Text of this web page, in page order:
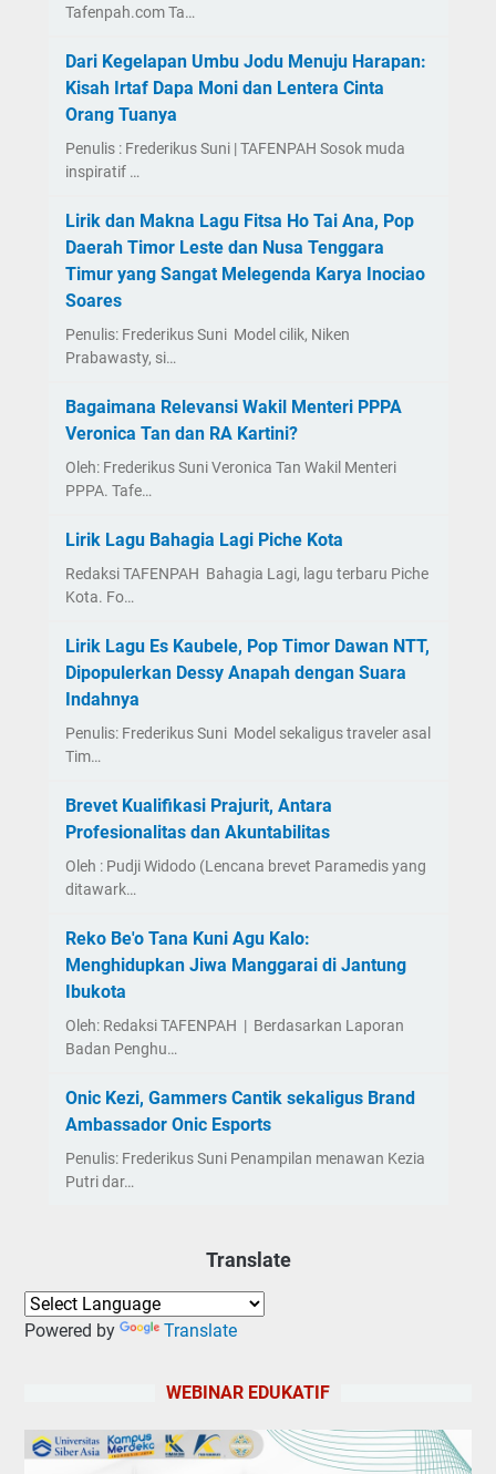
Tafenpah.com Ta…
Dari Kegelapan Umbu Jodu Menuju Harapan:
Kisah Irtaf Dapa Moni dan Lentera Cinta
Orang Tuanya
Penulis : Frederikus Suni | TAFENPAH Sosok muda
inspiratif …
Lirik dan Makna Lagu Fitsa Ho Tai Ana, Pop
Daerah Timor Leste dan Nusa Tenggara
Timur yang Sangat Melegenda Karya Inociao
Soares
Penulis: Frederikus Suni Model cilik, Niken
Prabawasty, si…
Bagaimana Relevansi Wakil Menteri PPPA
Veronica Tan dan RA Kartini?
Oleh: Frederikus Suni Veronica Tan Wakil Menteri
PPPA. Tafe…
Lirik Lagu Bahagia Lagi Piche Kota
Redaksi TAFENPAH Bahagia Lagi, lagu terbaru Piche
Kota. Fo…
Lirik Lagu Es Kaubele, Pop Timor Dawan NTT,
Dipopulerkan Dessy Anapah dengan Suara
Indahnya
Penulis: Frederikus Suni Model sekaligus traveler asal
Tim…
Brevet Kualifikasi Prajurit, Antara
Profesionalitas dan Akuntabilitas
Oleh : Pudji Widodo (Lencana brevet Paramedis yang
ditawark…
Reko Be'o Tana Kuni Agu Kalo:
Menghidupkan Jiwa Manggarai di Jantung
Ibukota
Oleh: Redaksi TAFENPAH | Berdasarkan Laporan
Badan Penghu…
Onic Kezi, Gammers Cantik sekaligus Brand
Ambassador Onic Esports
Penulis: Frederikus Suni Penampilan menawan Kezia
Putri dar…
Translate
Powered by Translate
WEBINAR EDUKATIF